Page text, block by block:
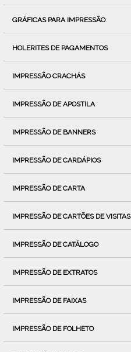
GRÁFICAS PARA IMPRESSÃO
HOLERITES DE PAGAMENTOS
IMPRESSÃO CRACHÁS
IMPRESSÃO DE APOSTILA
IMPRESSÃO DE BANNERS
IMPRESSÃO DE CARDÁPIOS
IMPRESSÃO DE CARTA
IMPRESSÃO DE CARTÕES DE VISITAS
IMPRESSÃO DE CATÁLOGO
IMPRESSÃO DE EXTRATOS
IMPRESSÃO DE FAIXAS
IMPRESSÃO DE FOLHETO